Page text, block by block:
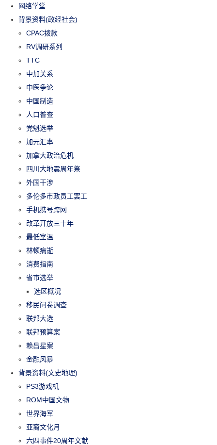
网络学堂
背景资料(政经社会)
CPAC拨款
RV调研系列
TTC
中加关系
中医争论
中国制造
人口普查
党魁选举
加元汇率
加拿大政治危机
四川大地震周年祭
外国干涉
多伦多市政员工罢工
手机携号跨网
改革开放三十年
最低室温
林顿病逝
消费指南
省市选举
选区概况
移民问卷调查
联邦大选
联邦预算案
赖昌星案
金融风暴
背景资料(文史地理)
PS3游戏机
ROM中国文物
世界海军
亚裔文化月
六四事件20周年文献